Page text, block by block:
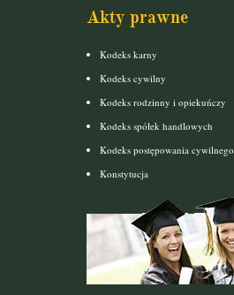
Akty prawne
Kodeks karny
Kodeks cywilny
Kodeks rodzinny i opiekuńczy
Kodeks spółek handlowych
Kodeks postępowania cywilnego
Konstytucja